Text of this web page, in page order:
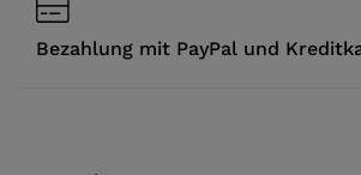
Bezahlung mit PayPal und